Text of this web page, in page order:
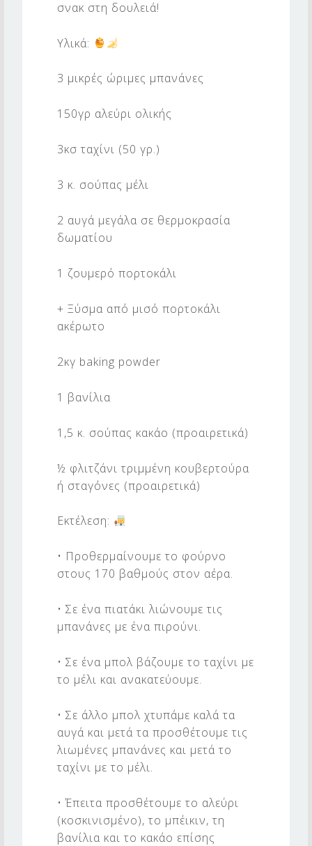
σνακ στη δουλειά!
Υλικά:
3 μικρές ώριμες μπανάνες
150γρ αλεύρι ολικής
3κσ ταχίνι (50 γρ.)
3 κ. σούπας μέλι
2 αυγά μεγάλα σε θερμοκρασία
δωματίου
1 ζουμερό πορτοκάλι
+ Ξύσμα από μισό πορτοκάλι
ακέρωτο
2κγ baking powder
1 βανίλια
1,5 κ. σούπας κακάο (προαιρετικά)
½ φλιτζάνι τριμμένη κουβερτούρα
ή σταγόνες (προαιρετικά)
Εκτέλεση:
• Προθερμαίνουμε το φούρνο
στους 170 βαθμούς στον αέρα.
• Σε ένα πιατάκι λιώνουμε τις
μπανάνες με ένα πιρούνι.
• Σε ένα μπολ βάζουμε το ταχίνι με
το μέλι και ανακατεύουμε.
• Σε άλλο μπολ χτυπάμε καλά τα
αυγά και μετά τα προσθέτουμε τις
λιωμένες μπανάνες και μετά το
ταχίνι με το μέλι.
• Έπειτα προσθέτουμε το αλεύρι
(κοσκινισμένο), το μπέικιν, τη
βανίλια και το κακάο επίσης